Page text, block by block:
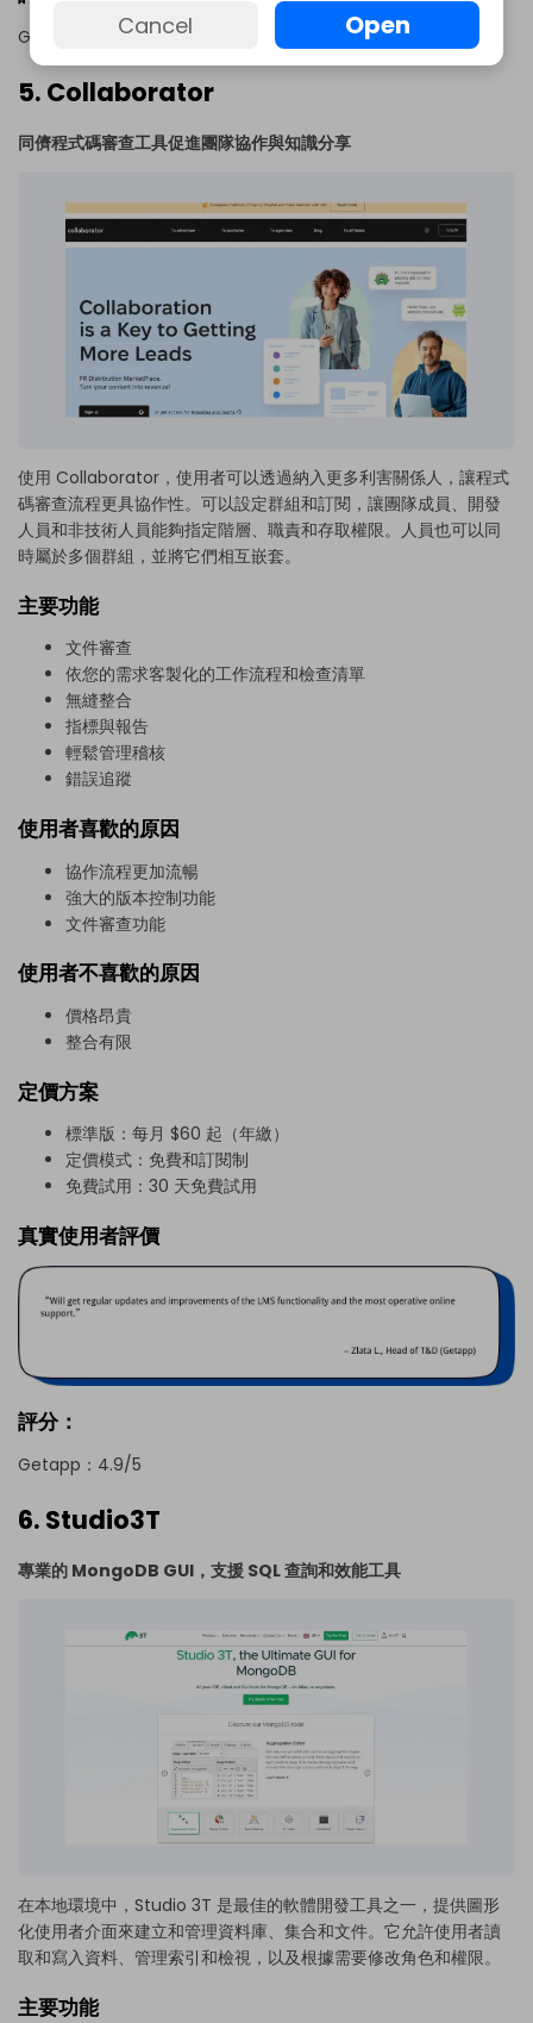
Getapp：4.4／5
5. Collaborator
同儕程式碼審查工具促進團隊協作與知識分享
使用 Collaborator，使用者可以透過納入更多利害關係人，讓程式
碼審查流程更具協作性。可以設定群組和訂閱，讓團隊成員、開發
人員和非技術人員能夠指定階層、職責和存取權限。人員也可以同
時屬於多個群組，並將它們相互嵌套。
主要功能
文件審查
依您的需求客製化的工作流程和檢查清單
無縫整合
指標與報告
輕鬆管理稽核
錯誤追蹤
使用者喜歡的原因
協作流程更加流暢
強大的版本控制功能
文件審查功能
使用者不喜歡的原因
價格昂貴
整合有限
定價方案
標準版：每月 $60 起（年繳）
定價模式：免費和訂閱制
免費試用：30 天免費試用
真實使用者評價
評分：
Getapp：4.9/5
6. Studio3T
專業的 MongoDB GUI，支援 SQL 查詢和效能工具
在本地環境中，Studio 3T 是最佳的軟體開發工具之一，提供圖形
化使用者介面來建立和管理資料庫、集合和文件。它允許使用者讀
取和寫入資料、管理索引和檢視，以及根據需要修改角色和權限。
主要功能
Cancel Open